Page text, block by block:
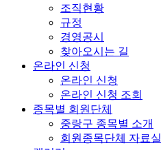
조직현황
규정
경영공시
찾아오시는 길
온라인 신청
온라인 신청
온라인 신청 조회
종목별 회원단체
중랑구 종목별 소개
회원종목단체 자료실